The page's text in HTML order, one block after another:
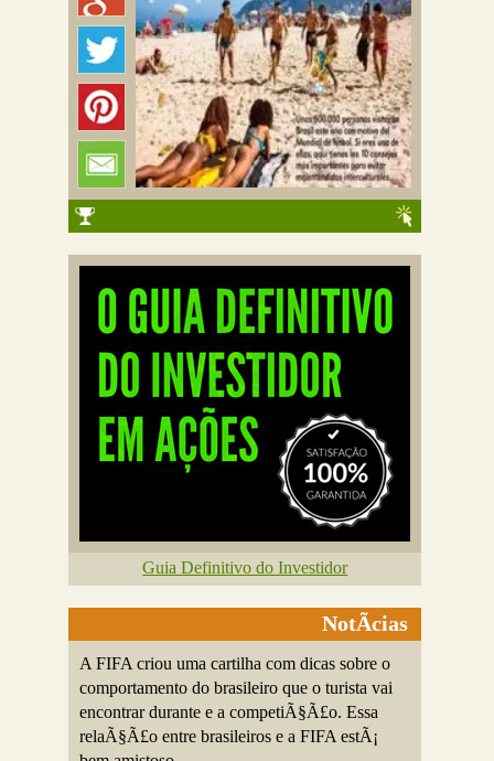
Guia Definitivo do Investidor
NotÃ­cias
A FIFA criou uma cartilha com dicas sobre o
comportamento do brasileiro que o turista vai
encontrar durante e a competiÃ§Ã£o. Essa
relaÃ§Ã£o entre brasileiros e a FIFA estÃ¡